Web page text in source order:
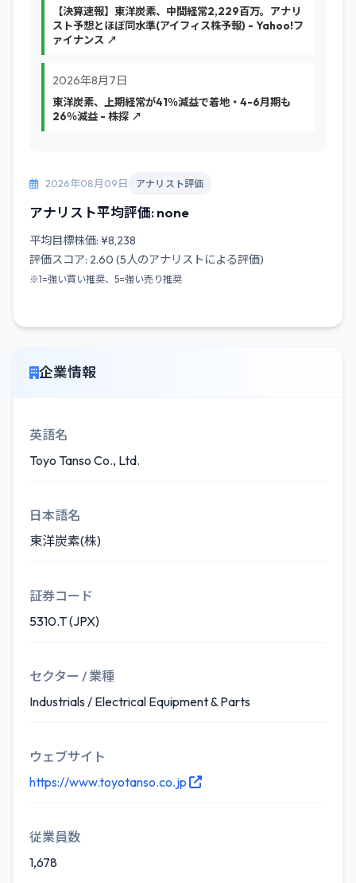
【決算速報】東洋炭素、中間経常2,229百万。アナリ
スト予想とほぼ同水準(アイフィス株予報) - Yahoo!フ
ァイナンス ↗
2026年8月7日
東洋炭素、上期経常が41％減益で着地・4-6月期も
26％減益 - 株探 ↗
2026年08月09日 アナリスト評価
アナリスト平均評価: none
平均目標株価: ¥8,238
評価スコア: 2.60 (5人のアナリストによる評価)
※1=強い買い推奨、5=強い売り推奨
企業情報
英語名
Toyo Tanso Co., Ltd.
日本語名
東洋炭素(株)
証券コード
5310.T (JPX)
セクター / 業種
Industrials / Electrical Equipment & Parts
ウェブサイト
https://www.toyotanso.co.jp
従業員数
1,678